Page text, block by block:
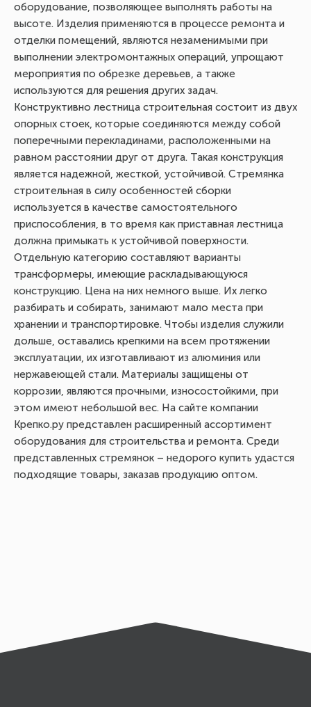
оборудование, позволяющее выполнять работы на
высоте. Изделия применяются в процессе ремонта и
отделки помещений, являются незаменимыми при
выполнении электромонтажных операций, упрощают
мероприятия по обрезке деревьев, а также
используются для решения других задач.
Конструктивно лестница строительная состоит из двух
опорных стоек, которые соединяются между собой
поперечными перекладинами, расположенными на
равном расстоянии друг от друга. Такая конструкция
является надежной, жесткой, устойчивой. Стремянка
строительная в силу особенностей сборки
используется в качестве самостоятельного
приспособления, в то время как приставная лестница
должна примыкать к устойчивой поверхности.
Отдельную категорию составляют варианты
трансформеры, имеющие раскладывающуюся
конструкцию. Цена на них немного выше. Их легко
разбирать и собирать, занимают мало места при
хранении и транспортировке. Чтобы изделия служили
дольше, оставались крепкими на всем протяжении
эксплуатации, их изготавливают из алюминия или
нержавеющей стали. Материалы защищены от
коррозии, являются прочными, износостойкими, при
этом имеют небольшой вес. На сайте компании
Крепко.ру представлен расширенный ассортимент
оборудования для строительства и ремонта. Среди
представленных стремянок – недорого купить удастся
подходящие товары, заказав продукцию оптом.